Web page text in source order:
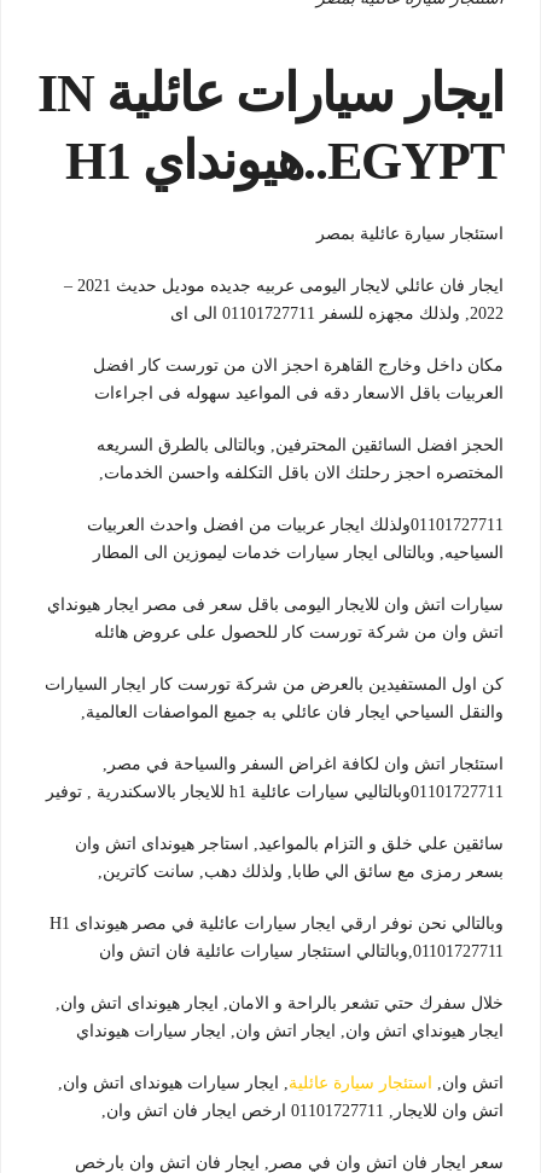
ايجار سيارات عائلية IN
EGYPT..هيونداي H1
استئجار سيارة عائلية بمصر
ايجار فان عائلي لايجار اليومى عربيه جديده موديل حديث 2021 –
2022, ولذلك مجهزه للسفر 01101727711 الى اى
مكان داخل وخارج القاهرة احجز الان من تورست كار افضل
العربيات باقل الاسعار دقه فى المواعيد سهوله فى اجراءات
الحجز افضل السائقين المحترفين, وبالتالى بالطرق السريعه
المختصره احجز رحلتك الان باقل التكلفه واحسن الخدمات,
01101727711ولذلك ايجار عربيات من افضل واحدث العربيات
السياحيه, وبالتالى ايجار سيارات خدمات ليموزين الى المطار
سيارات اتش وان للايجار اليومى باقل سعر فى مصر ايجار هيونداي
اتش وان من شركة تورست كار للحصول على عروض هائله
كن اول المستفيدين بالعرض من شركة تورست كار ايجار السيارات
والنقل السياحي ايجار فان عائلي به جميع المواصفات العالمية,
استئجار اتش وان لكافة اغراض السفر والسياحة في مصر,
01101727711وبالتاليي سيارات عائلية h1 للايجار بالاسكندرية , توفير
سائقين علي خلق و التزام بالمواعيد, استاجر هيونداى اتش وان
بسعر رمزى مع سائق الي طابا, ولذلك دهب, سانت كاترين,
وبالتالي نحن نوفر ارقي ايجار سيارات عائلية في مصر هيونداى H1
,01101727711وبالتالي استئجار سيارات عائلية فان اتش وان
خلال سفرك حتي تشعر بالراحة و الامان, ايجار هيونداى اتش وان,
ايجار هيونداي اتش وان, ايجار اتش وان, ايجار سيارات هيونداي
اتش وان, استئجار سيارة عائلية, ايجار سيارات هيونداى اتش وان,
اتش وان للايجار, 01101727711 ارخص ايجار فان اتش وان,
سعر ايجار فان اتش وان في مصر, ايجار فان اتش وان بارخص